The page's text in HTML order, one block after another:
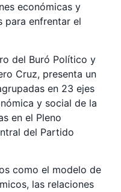
económicas y
para enfrentar el
del Buró Político y
Cruz, presenta un
en 23 ejes
y social de la
en el Pleno
del Partido
como el modelo de
las relaciones